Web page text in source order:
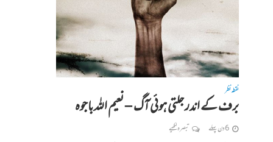
نقطہ نظر
برف کے اندر جلتی ہوئی آگ – نعیم اللہ باجوہ
6 دن پہلے تبصرہ لکھیے